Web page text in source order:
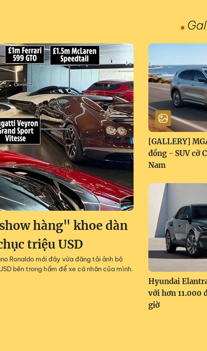
hàng" khoe dàn
triệu USD
Ronaldo mới đây vừa đăng tải ảnh bộ
bên trong hầm để xe cá nhân của mình.
[GALLERY]
đồng - SUV cỡ
Nam
Hyundai
với hơn 11.000
giờ